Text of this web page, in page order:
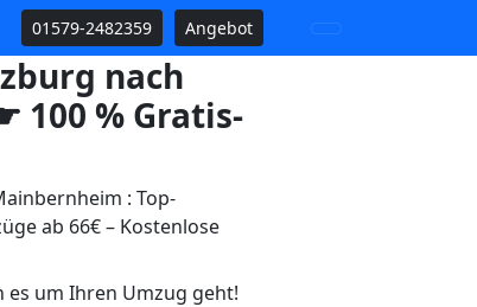
01579-2482359 Angebot
nach
100 % Gratis-
: Top-
ab 66€ – Kostenlose
um Ihren Umzug geht!